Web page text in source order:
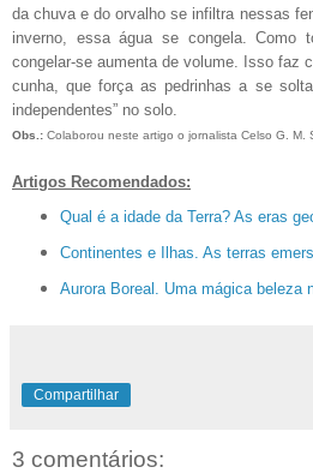
da chuva e do orvalho se infiltra nessas
inverno, essa água se congela. Como
congelar-se aumenta de volume. Isso faz
cunha, que força as pedrinhas a se
independentes” no solo.
Obs.: Colaborou neste artigo o jornalista Celso G. M.
Artigos Recomendados:
Qual é a idade da Terra? As eras
Continentes e Ilhas. As terras
Aurora Boreal. Uma mágica beleza
Compartilhar
3 comentários: